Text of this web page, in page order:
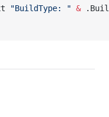
"BuildType: " &